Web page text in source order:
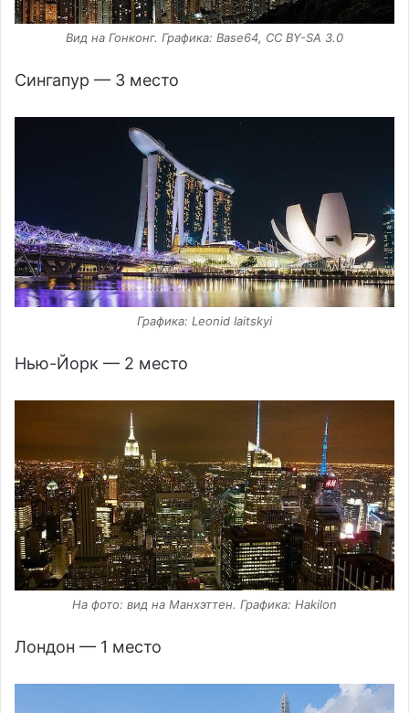
Вид на Гонконг. Графика: Base64, CC BY-SA 3.0
Сингапур — 3 место
Графика: Leonid Iaitskyi
Нью-Йорк — 2 место
На фото: вид на Манхэттен. Графика: Hakilon
Лондон — 1 место